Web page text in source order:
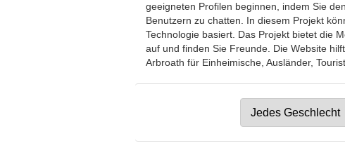
geeigneten Profilen beginnen, indem Sie
Benutzern zu chatten. In diesem Projekt
Technologie basiert. Das Projekt bietet die
auf und finden Sie Freunde. Die Website
Arbroath für Einheimische, Ausländer,